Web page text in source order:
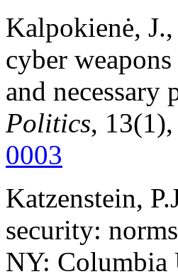
Kalpokienė,
cyber
and
Politics,
0003
Katzenstein,
security:
NY: Columbia